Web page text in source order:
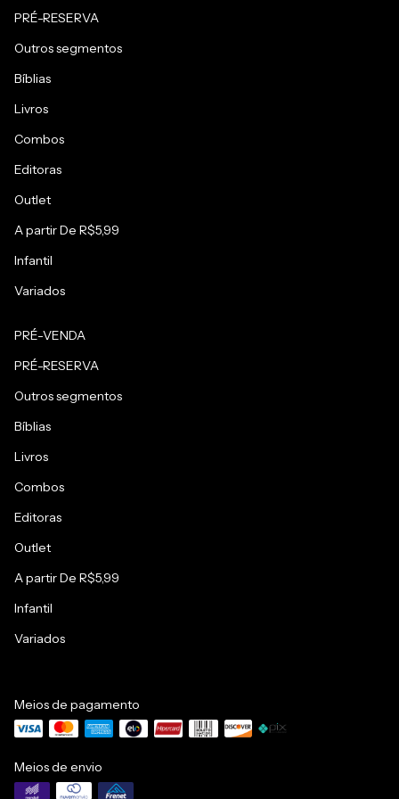
PRÉ-RESERVA
Outros segmentos
Bíblias
Livros
Combos
Editoras
Outlet
A partir De R$5,99
Infantil
Variados
PRÉ-VENDA
PRÉ-RESERVA
Outros segmentos
Bíblias
Livros
Combos
Editoras
Outlet
A partir De R$5,99
Infantil
Variados
Meios de pagamento
Meios de envio